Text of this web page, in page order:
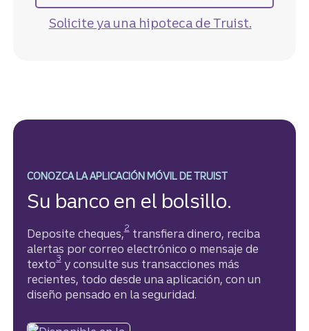
Solicite ya una hipoteca de Truist.
CONOZCA LA APLICACIÓN MÓVIL DE TRUIST
Su banco en el bolsillo.
Deposite cheques,2transfiera dinero, reciba
alertas por correo electrónico o mensaje de
texto
Divulgación
3y consulte sus transacciones más
recientes, todo desde una aplicación, con un
diseño pensado en la seguridad.